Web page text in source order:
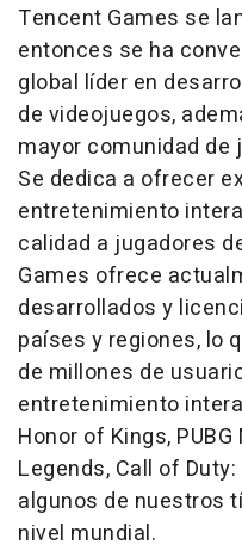
Tencent Games se
entonces se ha
global líder en
de videojuegos,
mayor comunidad de
Se dedica a ofrecer
entretenimiento
calidad a jugadores
Games ofrece
desarrollados y
países y regiones, lo
de millones de
entretenimiento
Honor of Kings,
Legends, Call of
algunos de nuestros
nivel mundial.